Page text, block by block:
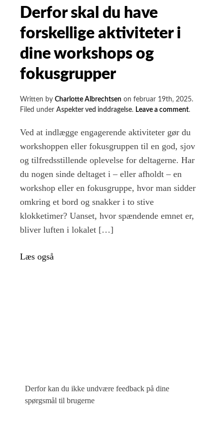
mere
ud
af
brugertest
Derfor skal du have
forskellige aktiviteter i
dine workshops og
fokusgrupper
Written by Charlotte Albrechtsen on februar 19th, 2025.
Filed under Aspekter ved inddragelse. Leave a commenton
skal
have
forskellige
dine
og
.
Ved at indlægge engagerende aktiviteter gør du
workshoppen eller fokusgruppen til en god, sjov
og tilfredsstillende oplevelse for deltagerne. Har
du nogen sinde deltaget i – eller afholdt – en
workshop eller en fokusgruppe, hvor man sidder
omkring et bord og snakker i to stive
klokketimer? Uanset, hvor spændende emnet er,
bliver luften i lokalet […]
Læs også
Derfor kan du ikke undvære feedback på dine
spørgsmål til brugerne